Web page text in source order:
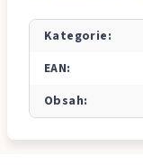
Kategorie:
EAN:
Obsah: